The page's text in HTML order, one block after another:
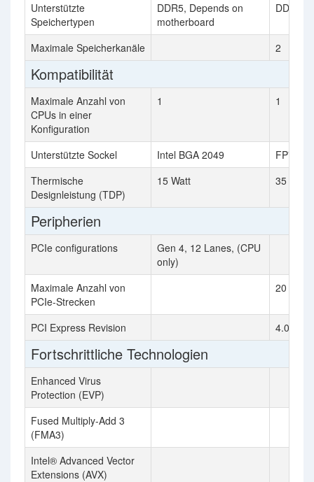
Unterstützte
Speichertypen
DDR5, Depends on
motherboard
DDR5-
Maximale Speicherkanäle 2
Kompatibilität
Maximale Anzahl von
CPUs in einer
Konfiguration
1 1
Unterstützte Sockel Intel BGA 2049
FP7
Thermische
Designleistung (TDP)
15 Watt 35 Watt
Peripherien
PCIe configurations
Gen 4, 12 Lanes, (CPU
only)
Maximale Anzahl von
PCIe-Strecken
20
PCI Express Revision 4.0
Fortschrittliche Technologien
Enhanced Virus
Protection (EVP)
Fused Multiply-Add 3
(FMA3)
Intel® Advanced Vector
Extensions (AVX)